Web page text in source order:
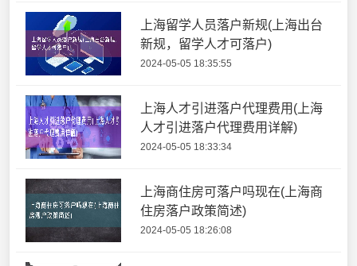
上海留学人员落户新规(上海出台
新规，留学人才可落户)
2024-05-05 18:35:55
上海人才引进落户代理费用(上海
人才引进落户代理费用详解)
2024-05-05 18:33:34
上海商住房可落户吗现在(上海商
住房落户政策简述)
2024-05-05 18:26:08